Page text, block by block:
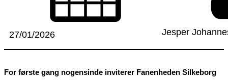
27/01/2026 Jesper
For første gang nogensinde inviterer Fanenheden Silkeborg